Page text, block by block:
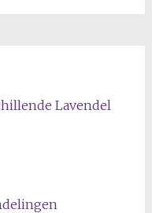
Lavendel